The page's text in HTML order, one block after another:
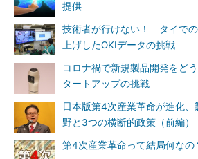
提供
技術者が行けない！ タイで
上げしたOKIデータの挑戦
コロナ禍で新規製品開発をど
タートアップの挑戦
日本版第4次産業革命が進化
野と3つの横断的政策（前編）
第4次産業革命って結局何なの